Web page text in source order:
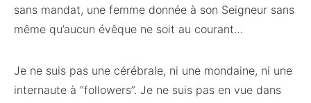
sans mandat, une femme donnée à son Seigneur sans
même qu’aucun évêque ne soit au courant…
Je ne suis pas une cérébrale, ni une mondaine, ni une
internaute à “followers”. Je ne suis pas en vue dans